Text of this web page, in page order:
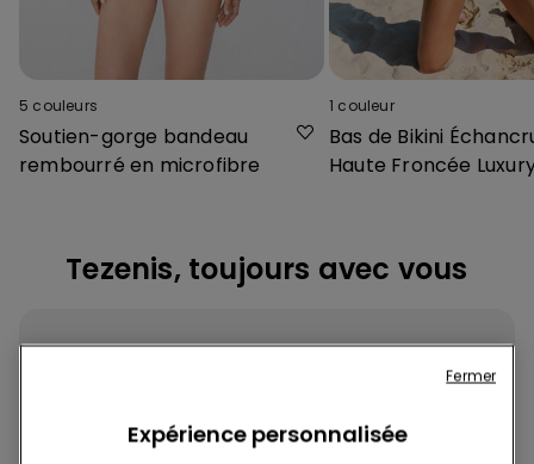
5 couleurs
Soutien-gorge bandeau
rembourré en microfibre
1 couleur
Bas de Bikini
Haute Froncée
Tezenis, toujours avec vous
Expérience personnalisée
Fermer